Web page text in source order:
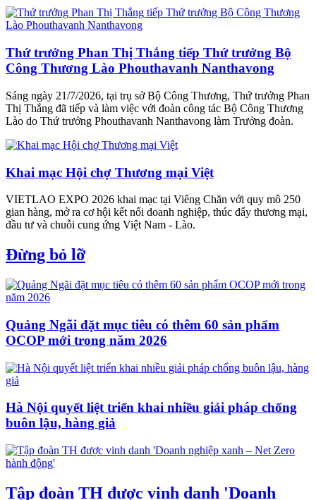
Thứ trưởng Phan Thị Thắng tiếp Thứ trưởng Bộ
Công Thương Lào Phouthavanh Nanthavong
Sáng ngày 21/7/2026, tại trụ sở Bộ Công Thương, Thứ trưởng Phan
Thị Thắng đã tiếp và làm việc với đoàn công tác Bộ Công Thương
Lào do Thứ trưởng Phouthavanh Nanthavong làm Trưởng đoàn.
Khai mạc Hội chợ Thương mại Việt
VIETLAO EXPO 2026 khai mạc tại Viêng Chăn với quy mô 250
gian hàng, mở ra cơ hội kết nối doanh nghiệp, thúc đẩy thương mại,
đầu tư và chuỗi cung ứng Việt Nam - Lào.
Đừng bỏ lỡ
Quảng Ngãi đặt mục tiêu có thêm 60 sản phẩm
OCOP mới trong năm 2026
Hà Nội quyết liệt triển khai nhiều giải pháp chống
buôn lậu, hàng giả
Tập đoàn TH được vinh danh 'Doanh